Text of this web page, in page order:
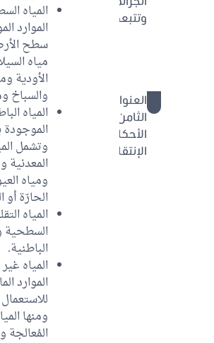
وتتبعها
العنوان
الثامن:
الأحكام
الإنتقالية
المياه
الموارد
سطح
مياه
الأودية
والسباخ
المياه
وتشمل
المعدنية
ومياه
الحارّة أو
المياه
السطحية
الباطنية.
المياه
الموارد
ومنها
المُعالجة